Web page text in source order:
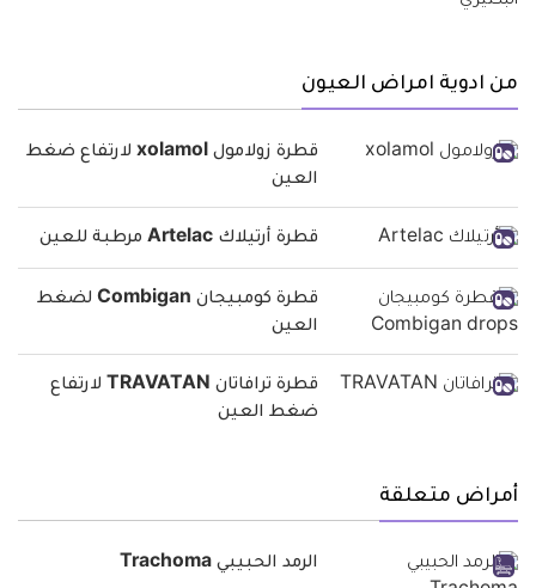
من ادوية امراض العيون
قطرة زولامول xolamol لارتفاع ضغط
العين
قطرة أرتيلاك Artelac مرطبة للعين
قطرة كومبيجان Combigan لضغط
العين
قطرة ترافاتان TRAVATAN لارتفاع
ضغط العين
أمراض متعلقة
الرمد الحبيبي Trachoma